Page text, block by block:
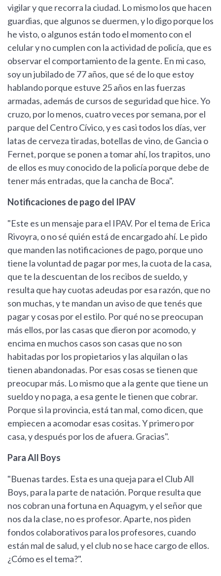
vigilar y que recorra la ciudad. Lo mismo los que hacen
guardias, que algunos se duermen, y lo digo porque los
he visto, o algunos están todo el momento con el
celular y no cumplen con la actividad de policía, que es
observar el comportamiento de la gente. En mi caso,
soy un jubilado de 77 años, que sé de lo que estoy
hablando porque estuve 25 años en las fuerzas
armadas, además de cursos de seguridad que hice. Yo
cruzo, por lo menos, cuatro veces por semana, por el
parque del Centro Cívico, y es casi todos los días, ver
latas de cerveza tiradas, botellas de vino, de Gancia o
Fernet, porque se ponen a tomar ahí, los trapitos, uno
de ellos es muy conocido de la policía porque debe de
tener más entradas, que la cancha de Boca".
Notificaciones de pago del IPAV
"Este es un mensaje para el IPAV. Por el tema de Erica
Rivoyra, o no sé quién está de encargado ahí. Le pido
que manden las notificaciones de pago, porque uno
tiene la voluntad de pagar por mes, la cuota de la casa,
que te la descuentan de los recibos de sueldo, y
resulta que hay cuotas adeudas por esa razón, que no
son muchas, y te mandan un aviso de que tenés que
pagar y cosas por el estilo. Por qué no se preocupan
más ellos, por las casas que dieron por acomodo, y
encima en muchos casos son casas que no son
habitadas por los propietarios y las alquilan o las
tienen abandonadas. Por esas cosas se tienen que
preocupar más. Lo mismo que a la gente que tiene un
sueldo y no paga, a esa gente le tienen que cobrar.
Porque si la provincia, está tan mal, como dicen, que
empiecen a acomodar esas cositas. Y primero por
casa, y después por los de afuera. Gracias".
Para All Boys
"Buenas tardes. Esta es una queja para el Club All
Boys, para la parte de natación. Porque resulta que
nos cobran una fortuna en Aquagym, y el señor que
nos da la clase, no es profesor. Aparte, nos piden
fondos colaborativos para los profesores, cuando
están mal de salud, y el club no se hace cargo de ellos.
¿Cómo es el tema?".